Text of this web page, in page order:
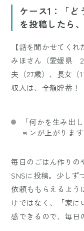
ケース1：「ど
を投稿したら
【話を聞かせてく
みほさん（愛媛県
夫（27歳）、長女（
収入は、全額貯蓄！
「何かを生み出
ョンが上がります
毎日のごはん作りの
SNSに投稿。少しず
依頼ももらえるよう
けではなく、「家に
感できるので、毎日